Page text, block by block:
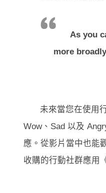
As you
more
未來當您在使用
Wow、Sad 以及
應。從影片當中也能
收購的行動社群應用